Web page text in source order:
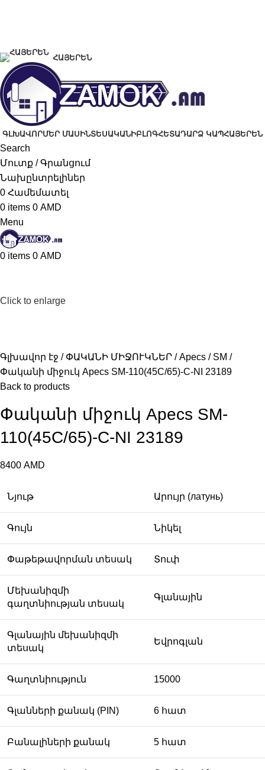
ՀԱՅԵՐԵՆ
ԳԼԽԱՎՈՐՄԵՐ ՄԱՍԻՆՏԵՍԱԿԱՆԻԲԼՈԳՀԵՏԱԴԱՐՁ ԿԱՊՀԱՅԵՐԵՆ
Search
Մուտք / Գրանցում
Նախընտրելիներ
0 Համեմատել
0 items 0 AMD
Menu
0 items 0 AMD
Click to enlarge
Գլխավոր էջ ՓԱԿԱՆԻ ՄԻՋՈՒԿՆԵՐ Apecs
SM
Փականի միջուկ Apecs SM-110(45C/65)-C-NI 23189
Back to products
Փականի միջուկ Apecs SM-
110(45C/65)-C-NI 23189
8400 AMD
Նյութ Արույր (латунь)
Գույն Նիկել
Փաթեթավորման տեսակ Տուփ
Մեխանիզմի
գաղտնիության տեսակ
Գլանային
Գլանային մեխանիզմի
տեսակ
Եվրոգլան
Գաղտնիություն 15000
Գլանների քանակ (PIN) 6 հատ
Բանալիների քանակ 5 հատ